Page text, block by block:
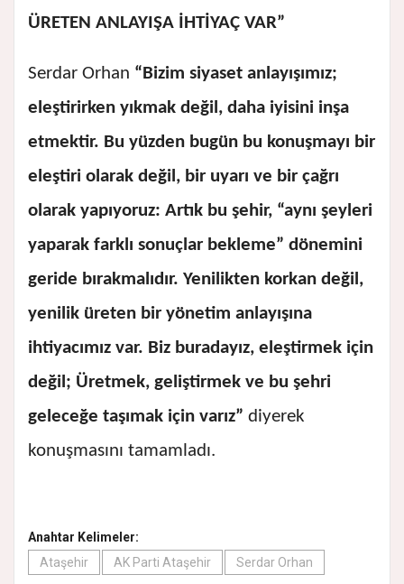
ÜRETEN ANLAYIŞA İHTİYAÇ VAR”
Serdar Orhan “Bizim siyaset anlayışımız;
eleştirirken yıkmak değil, daha iyisini inşa
etmektir. Bu yüzden bugün bu konuşmayı bir
eleştiri olarak değil, bir uyarı ve bir çağrı
olarak yapıyoruz: Artık bu şehir, “aynı şeyleri
yaparak farklı sonuçlar bekleme” dönemini
geride bırakmalıdır. Yenilikten korkan değil,
yenilik üreten bir yönetim anlayışına
ihtiyacımız var. Biz buradayız, eleştirmek için
değil; Üretmek, geliştirmek ve bu şehri
geleceğe taşımak için varız” diyerek
konuşmasını tamamladı.
Anahtar Kelimeler:
Ataşehir
AK Parti Ataşehir Serdar Orhan